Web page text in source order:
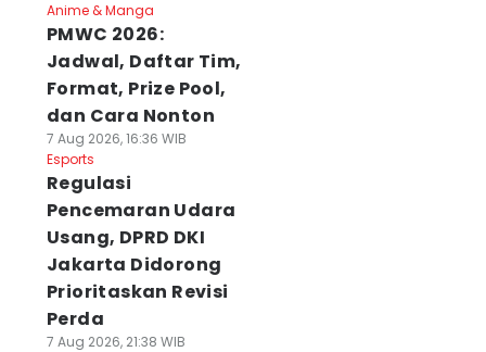
Anime & Manga
PMWC 2026:
Jadwal, Daftar Tim,
Format, Prize Pool,
dan Cara Nonton
7 Aug 2026, 16:36 WIB
Esports
Regulasi
Pencemaran Udara
Usang, DPRD DKI
Jakarta Didorong
Prioritaskan Revisi
Perda
7 Aug 2026, 21:38 WIB